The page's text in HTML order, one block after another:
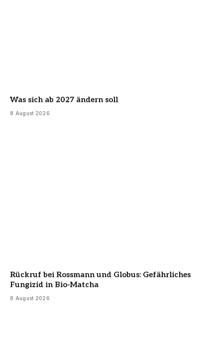
Was sich ab 2027 ändern soll
8 August 2026
Rückruf bei Rossmann und Globus: Gefährliches
Fungizid in Bio-Matcha
8 August 2026